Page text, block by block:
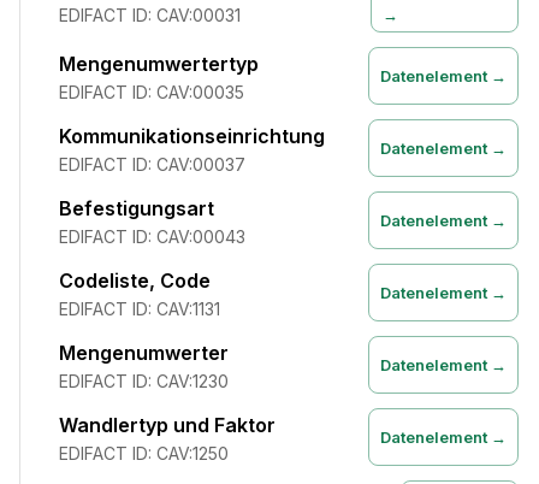
EDIFACT ID: CAV:00031
→
Mengenumwertertyp
EDIFACT ID: CAV:00035
Datenelement →
Kommunikationseinrichtung
EDIFACT ID: CAV:00037
Datenelement →
Befestigungsart
EDIFACT ID: CAV:00043
Datenelement →
Codeliste, Code
EDIFACT ID: CAV:1131
Datenelement →
Mengenumwerter
EDIFACT ID: CAV:1230
Datenelement →
Wandlertyp und Faktor
EDIFACT ID: CAV:1250
Datenelement →